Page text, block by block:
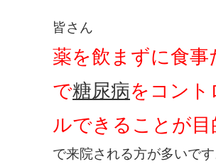
皆さん
薬を飲まずに食事
で糖尿病をコント
ルできることが目
で来院される方が多いです